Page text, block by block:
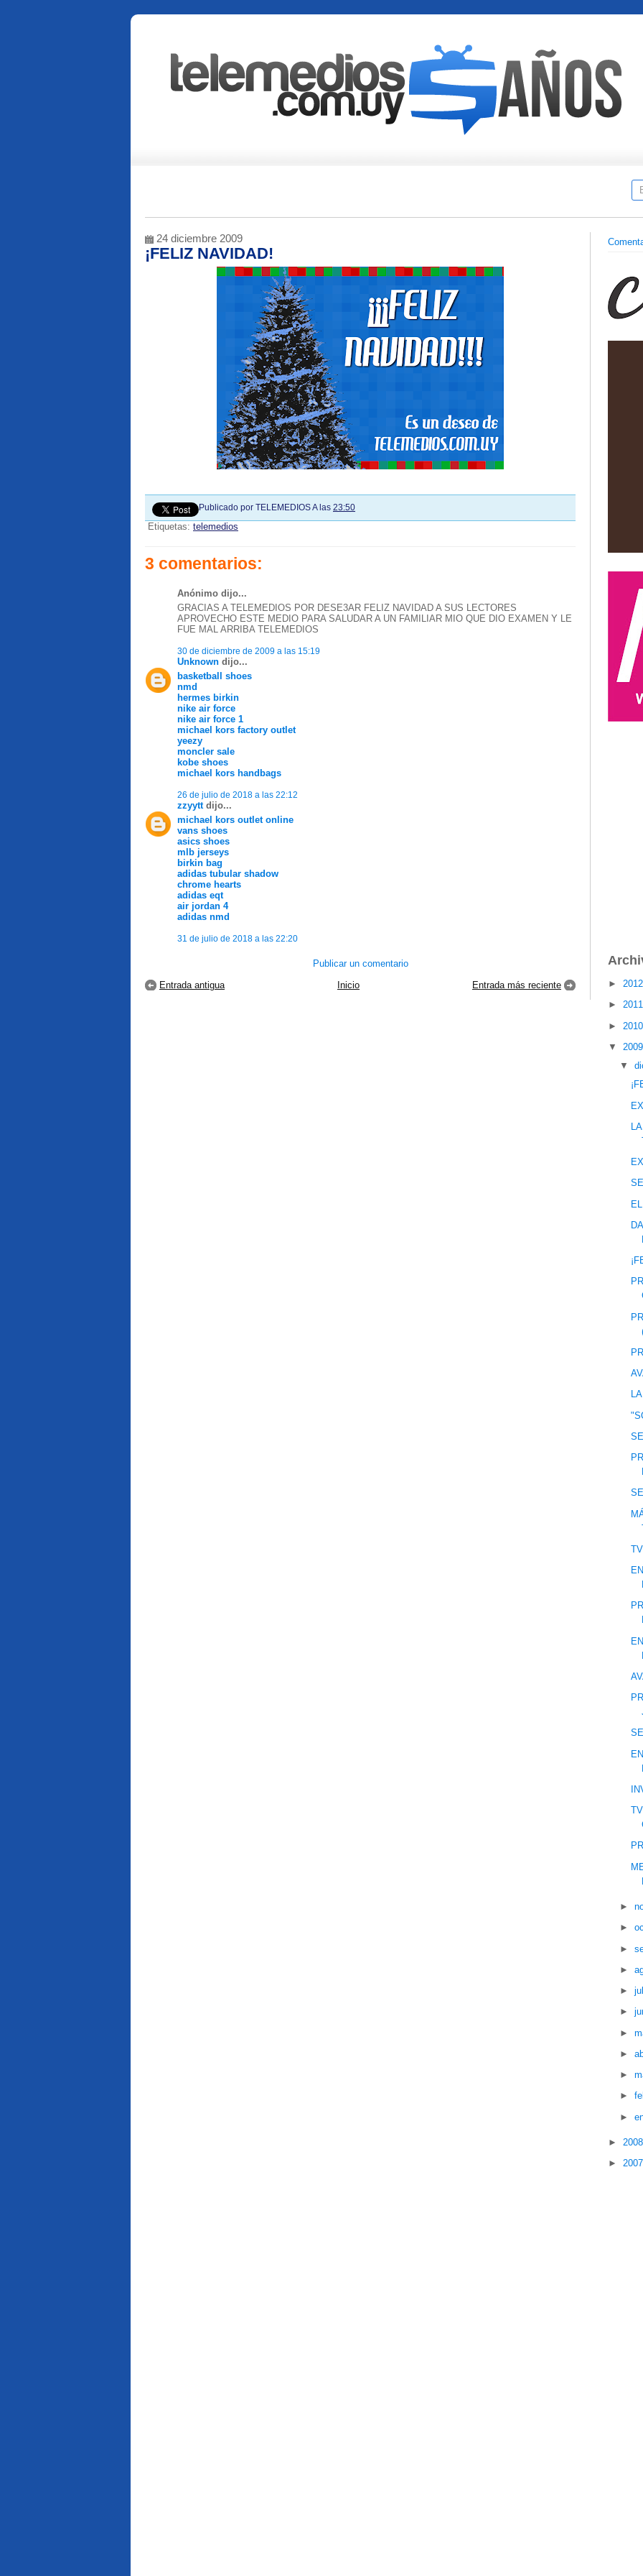
24 diciembre 2009
¡FELIZ NAVIDAD!
Publicado por TELEMEDIOSA las 23:50
Etiquetas: telemedios
3 comentarios:
Anónimo dijo...
GRACIAS A TELEMEDIOS POR DESE3AR FELIZ NAVIDAD A SUS LECTORES
APROVECHO ESTE MEDIO PARA SALUDAR A UN FAMILIAR MIO QUE DIO EXAMEN Y LE
FUE MAL ARRIBA TELEMEDIOS
30 de diciembre de 2009 a las 15:19
Unknown dijo...
basketball shoes
nmd
hermes birkin
nike air force
nike air force 1
michael kors factory outlet
yeezy
moncler sale
kobe shoes
michael kors handbags
26 de julio de 2018 a las 22:12
zzyyttdijo...
michael kors outlet online
vans shoes
asics shoes
mlb jerseys
birkin bag
adidas tubular shadow
chrome hearts
adidas eqt
air jordan 4
adidas nmd
31 de julio de 2018 a las 22:20
Publicar un comentario
Entrada más reciente
Entrada antigua Inicio ►
►
►
▼
▼
►
►
►
►
►
►
►
►
►
►
►
►
►